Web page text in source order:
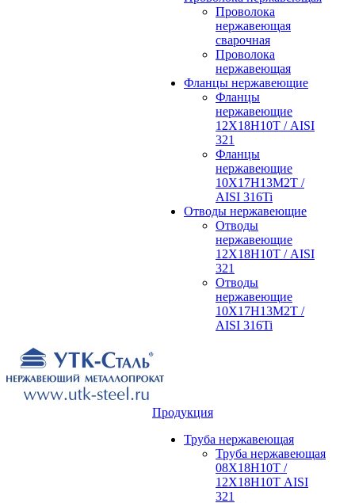
Проволока
нержавеющая
сварочная
Проволока
нержавеющая
Фланцы нержавеющие
Фланцы
нержавеющие
12Х18Н10Т / AISI
321
Фланцы
нержавеющие
10Х17Н13М2Т /
AISI 316Ti
Отводы нержавеющие
Отводы
нержавеющие
12Х18Н10Т / AISI
321
Отводы
нержавеющие
10Х17Н13М2Т /
AISI 316Ti
Продукция
Труба нержавеющая
Труба нержавеющая
08Х18Н10Т /
12Х18Н10Т AISI
321